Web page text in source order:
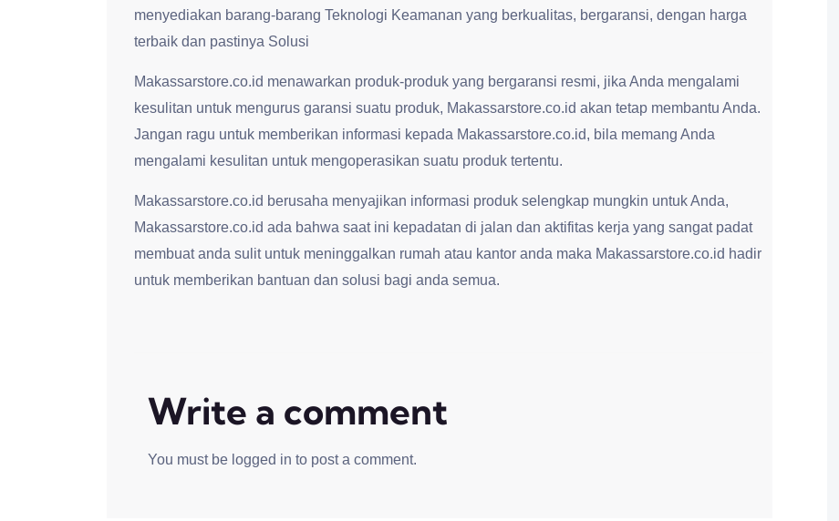
menyediakan barang-barang Teknologi Keamanan yang berkualitas, bergaransi, dengan harga
terbaik dan pastinya Solusi
Makassarstore.co.id menawarkan produk-produk yang bergaransi resmi, jika Anda mengalami
kesulitan untuk mengurus garansi suatu produk, Makassarstore.co.id akan tetap membantu Anda.
Jangan ragu untuk memberikan informasi kepada Makassarstore.co.id, bila memang Anda
mengalami kesulitan untuk mengoperasikan suatu produk tertentu.
Makassarstore.co.id berusaha menyajikan informasi produk selengkap mungkin untuk Anda,
Makassarstore.co.id ada bahwa saat ini kepadatan di jalan dan aktifitas kerja yang sangat padat
membuat anda sulit untuk meninggalkan rumah atau kantor anda maka Makassarstore.co.id hadir
untuk memberikan bantuan dan solusi bagi anda semua.
Write a comment
You must be logged in to post a comment.